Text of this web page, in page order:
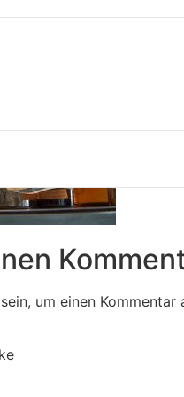
sein, um einen Kommentar